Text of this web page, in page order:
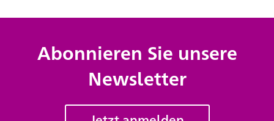
Abonnieren Sie unsere
Newsletter